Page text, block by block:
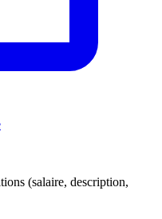
(salaire, description,